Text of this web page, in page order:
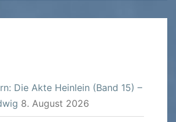
Die Akte Heinlein (Band 15) –
8. August 2026